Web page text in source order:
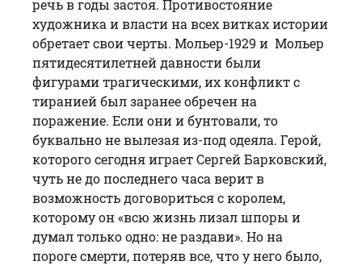
речь в годы застоя. Противостояние
художника и власти на всех витках истории
обретает свои черты. Мольер-1929 и Мольер
пятидесятилетней давности были
фигурами трагическими, их конфликт с
тиранией был заранее обречен на
поражение. Если они и бунтовали, то
буквально не вылезая из-под одеяла. Герой,
которого сегодня играет Сергей Барковский,
чуть не до последнего часа верит в
возможность договориться с королем,
которому он «всю жизнь лизал шпоры и
думал только одно: не раздави». Но на
пороге смерти, потеряв все, что у него было,